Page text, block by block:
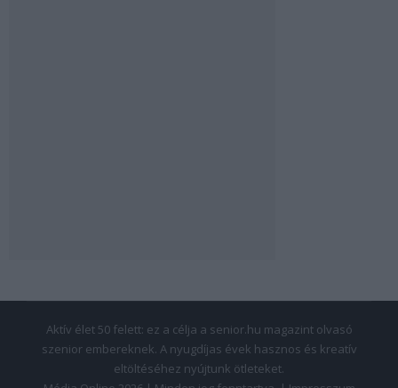
Aktív élet 50 felett: ez a célja a senior.hu magazint olvasó
szenior embereknek. A nyugdíjas évek hasznos és kreatív
eltöltéséhez nyújtunk ötleteket.